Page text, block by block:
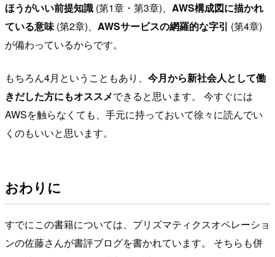
ほうがいい前提知識 (第1章・第3章)、 AWS構成図に描かれ
ている意味(第2章)、 AWSサービスの網羅的な字引 (第4章)
が備わっているからです。
もちろん4月ということもあり、 今月から新社会人として働
きだした方にもオススメできると思います。 今すぐには
AWSを触らなくても、手元に持っておいて徐々に読んでい
くのもいいと思います。
おわりに
すでにこの書籍については、プリズマティクスオペレーショ
ンの佐藤さんが書評ブログを書かれています。 そちらも併